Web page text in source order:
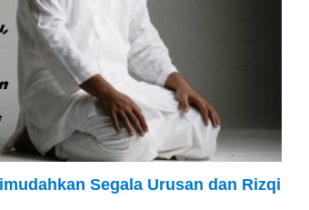
Segala Urusan dan Rizqi